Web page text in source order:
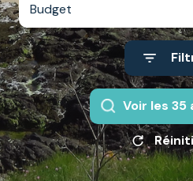
Budget
Voir les 35